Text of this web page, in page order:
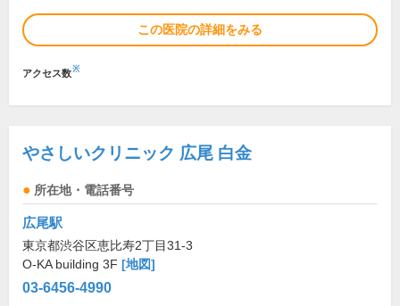
この医院の詳細をみる
アクセス数※
やさしいクリニック 広尾 白金
所在地・電話番号
広尾駅
東京都渋谷区恵比寿2丁目31-3
O-KA building 3F [地図]
03-6456-4990